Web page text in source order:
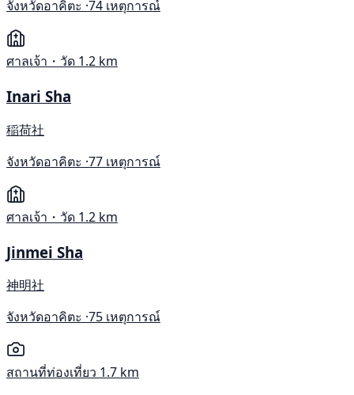
จังหวัดอาคิตะ ·74 เหตุการณ์
ศาลเจ้า・วัด 1.2 km
Inari Sha
稲荷社
จังหวัดอาคิตะ ·77 เหตุการณ์
ศาลเจ้า・วัด 1.2 km
Jinmei Sha
神明社
จังหวัดอาคิตะ ·75 เหตุการณ์
สถานที่ท่องเที่ยว 1.7 km